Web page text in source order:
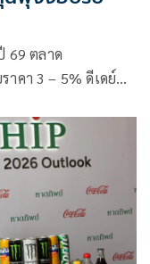
69 ตลาด
คา 3 – 5% ดีเดย์